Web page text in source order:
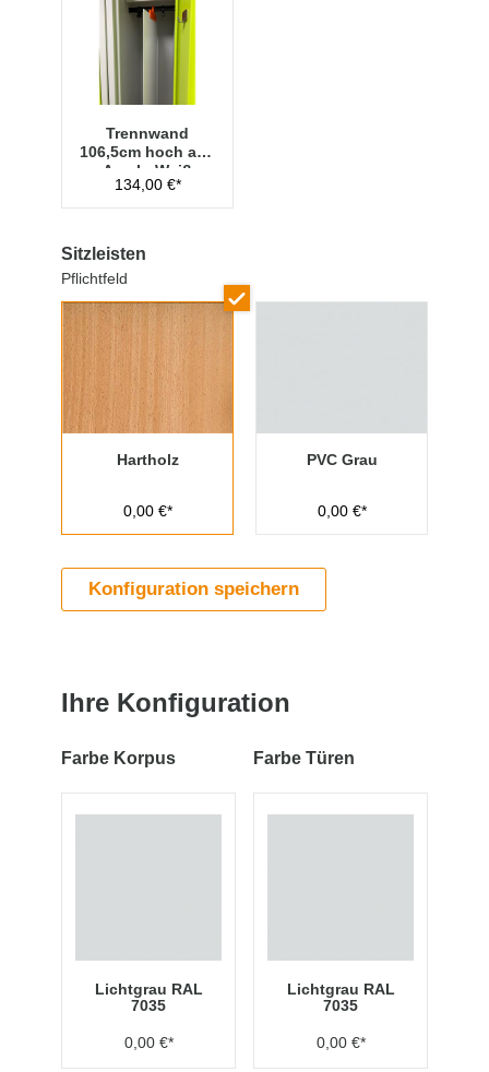
Trennwand
106,5cm hoch aus
Acryl - Weiß
134,00 €*
Sitzleisten
Pflichtfeld
Hartholz
0,00 €*
PVC Grau
0,00 €*
Konfiguration speichern
Ihre Konfiguration
Farbe Korpus
Lichtgrau RAL
7035
0,00 €*
Farbe Türen
Lichtgrau RAL
7035
0,00 €*